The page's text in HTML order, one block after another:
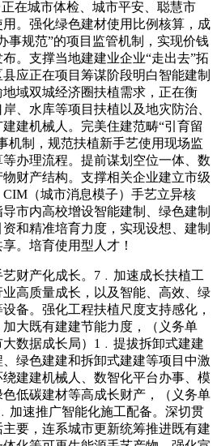
在城市体检、城市平安、聪慧市
。强化绿色建材使用比例核算，成
事规范”的项目监管机制，实现价钱
。支撑当地建建业企业“走出去”拓
应正在项目筹谋阶段明白智能建制
域双城经济圈扶植需求，正在衡
、水库等项目扶植以及地灾防治、
建机械人。完美住建范畴“引育留
机制，规范扶植新手艺使用现场监
办理流程。提前谋划空位一体、数
财产结构。支撑相关企业建立市级
（城市消息模子）手艺立异核
市内高校增设智能建制、绿色建制
和精准培育力度，实现设想、建制
。培育使用型人才！
产化成长。7﹒加速成长扶植工
高质量成长，以及智能、高效、绿
备。强化工程扶植尺度支持感化，
大既有建建节能力度，（义务单
数据成长局）1﹒提拔拆卸式建建
绿色建建和拆卸式建建等项目中激
建建机械人、数智化平台办事、模
低碳建材等高成长财产，（义务单
加速推广智能化施工配备。深切贯
要，连系城市更新统筹推进既有建